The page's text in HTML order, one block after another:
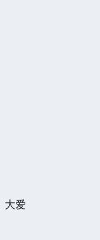
大爱